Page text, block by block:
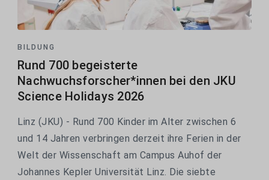
BILDUNG
Rund 700 begeisterte
Nachwuchsforscher*innen bei den JKU
Science Holidays 2026
Linz (JKU) - Rund 700 Kinder im Alter zwischen 6
und 14 Jahren verbringen derzeit ihre Ferien in der
Welt der Wissenschaft am Campus Auhof der
Johannes Kepler Universität Linz. Die siebte